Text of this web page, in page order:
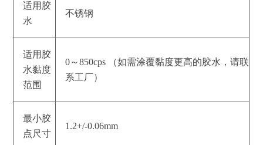
适用胶
水
不锈钢
适用胶
水黏度
范围
0～850cps （如需涂覆黏度更高的胶水，请联
系工厂）
最小胶
点尺寸
1.2+/-0.06mm